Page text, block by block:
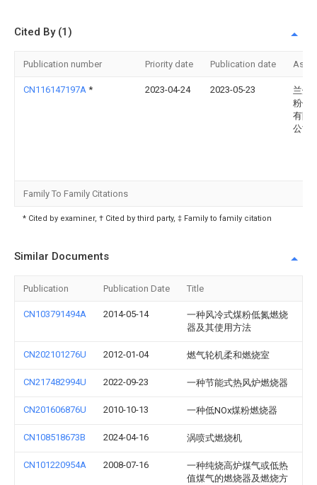
Cited By (1)
Publication number Priority date Publication date
CN116147197A * 2023-04-24 2023-05-23
兰州
粉体
有限
公司
Family To Family Citations
* Cited by examiner, † Cited by third party, ‡ Family to family citation
Similar Documents
Publication Publication Date Title
CN103791494A 2014-05-14
一种风冷式煤粉低氮燃烧
器及其使用方法
CN202101276U 2012-01-04 燃气轮机柔和燃烧室
CN217482994U 2022-09-23 一种节能式热风炉燃烧器
CN201606876U 2010-10-13 一种低NOx煤粉燃烧器
CN108518673B 2024-04-16 涡喷式燃烧机
CN101220954A 2008-07-16
一种纯烧高炉煤气或低热
值煤气的燃烧器及燃烧方